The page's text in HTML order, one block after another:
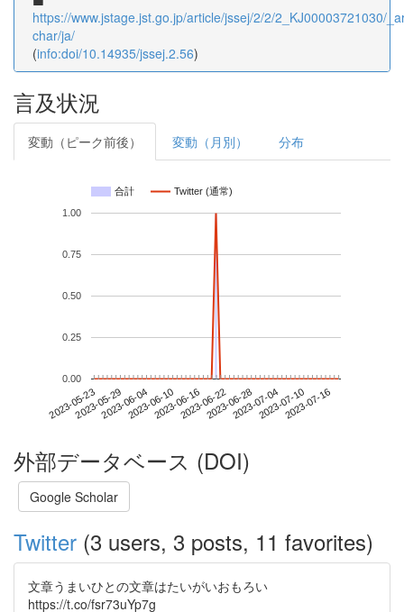
https://www.jstage.jst.go.jp/article/jssej/2/2/2_KJ00003721030/
char/ja/
(info:doi/10.14935/jssej.2.56)
言及状況
変動（ピーク前後） 変動（月別） 分布
合計 Twitter (通常)
2023-05-232023-05-292023-06-042023-06-102023-06-162023-06-222023-06-282023-07-042023-07-102023-07-16
0.00
0.25
0.50
0.75
1.00
外部データベース (DOI)
Google Scholar
Twitter (3 users, 3 posts, 11 favorites)
文章うまいひとの文章はたいがいおもろい
https://t.co/fsr73uYp7g